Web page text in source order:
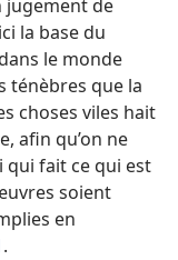
jugement de
la base du
le monde
ténèbres que la
choses viles hait
afin qu’on ne
qui fait ce qui est
soient
en
.